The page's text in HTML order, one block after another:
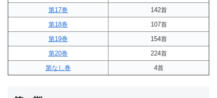
第17巻
142首
第18巻
107首
第19巻
154首
第20巻
224首
第なし巻
4首